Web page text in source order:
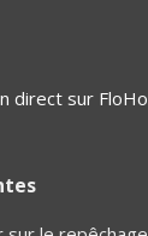
direct sur